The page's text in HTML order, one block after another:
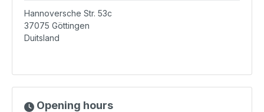
Hannoversche Str. 53c
37075 Göttingen
Duitsland
Opening hours